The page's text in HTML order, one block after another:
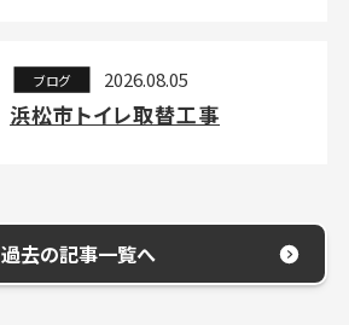
ブログ 2026.08.05
浜松市トイレ取替工事
過去の記事一覧へ